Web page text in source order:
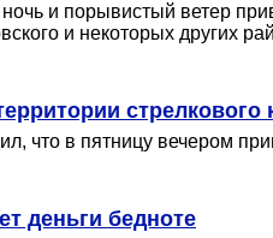
и порывистый ветер
и некоторых других
стрелкового
что в пятницу вечером
деньги бедноте